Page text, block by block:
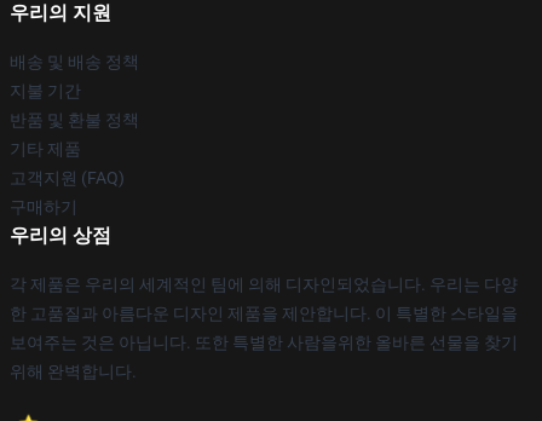
우리의 지원
배송 및 배송 정책
지불 기간
반품 및 환불 정책
기타 제품
고객지원 (FAQ)
구매하기
우리의 상점
각 제품은 우리의 세계적인 팀에 의해 디자인되었습니다. 우리는 다양
한 고품질과 아름다운 디자인 제품을 제안합니다. 이 특별한 스타일을
보여주는 것은 아닙니다. 또한 특별한 사람을위한 올바른 선물을 찾기
위해 완벽합니다.